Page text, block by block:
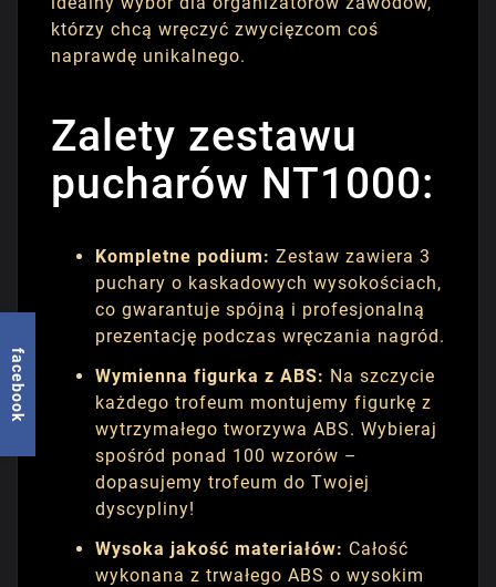
którzy chcą wręczyć zwycięzcom coś
naprawdę unikalnego.
Zalety zestawu
pucharów NT1000:
Kompletne podium: Zestaw zawiera 3
puchary o kaskadowych wysokościach,
co gwarantuje spójną i profesjonalną
prezentację podczas wręczania nagród.
Wymienna figurka z ABS: Na szczycie
każdego trofeum montujemy figurkę z
wytrzymałego tworzywa ABS. Wybieraj
spośród ponad 100 wzorów –
dopasujemy trofeum do Twojej
dyscypliny!
Wysoka jakość materiałów: Całość
wykonana z trwałego ABS o wysokim
facebook